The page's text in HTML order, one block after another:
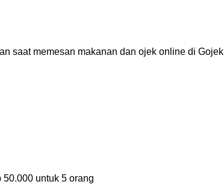
saat memesan makanan dan ojek online di Gojek
untuk 5 orang